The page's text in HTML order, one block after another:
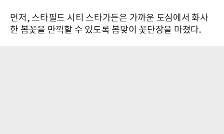
먼저, 스타필드 시티 스타가든은 가까운 도심에서 화사
한 봄꽃을 만끽할 수 있도록 봄맞이 꽃단장을 마쳤다.